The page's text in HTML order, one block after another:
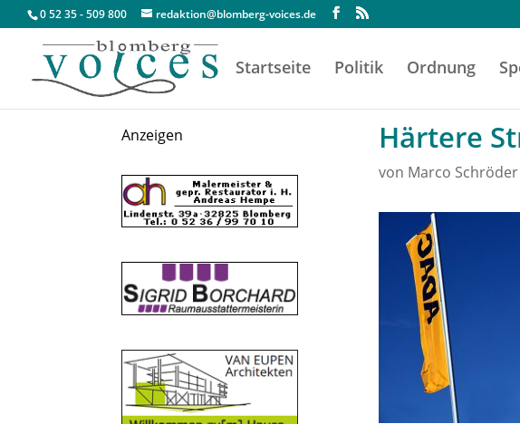
0 52 35 - 509 800 redaktion@blomberg-voices.de
Startseite Politik Ordnung
Anzeigen Härtere
von Marco Schröder